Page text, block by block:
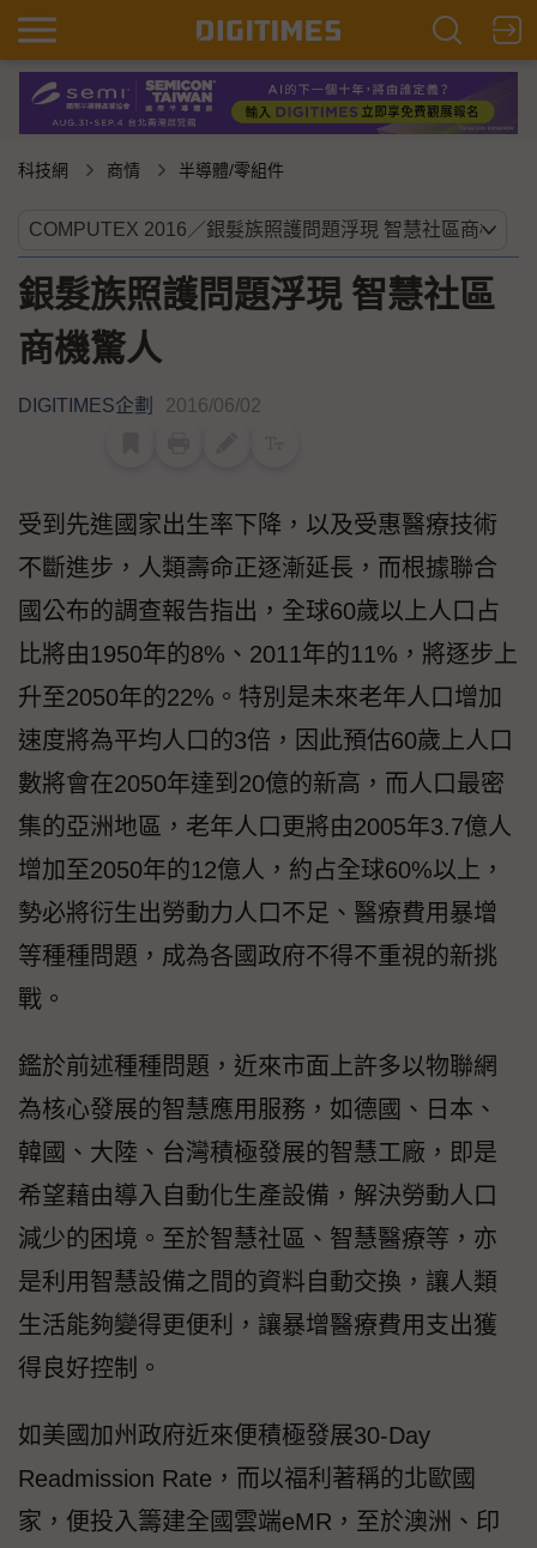
科技網 商情 半導體/零組件
銀髮族照護問題浮現 智慧社區
商機驚人
DIGITIMES企劃 2016/06/02
受到先進國家出生率下降，以及受惠醫療技術
不斷進步，人類壽命正逐漸延長，而根據聯合
國公布的調查報告指出，全球60歲以上人口占
比將由1950年的8%、2011年的11%，將逐步上
升至2050年的22%。特別是未來老年人口增加
速度將為平均人口的3倍，因此預估60歲上人口
數將會在2050年達到20億的新高，而人口最密
集的亞洲地區，老年人口更將由2005年3.7億人
增加至2050年的12億人，約占全球60%以上，
勢必將衍生出勞動力人口不足、醫療費用暴增
等種種問題，成為各國政府不得不重視的新挑
戰。
鑑於前述種種問題，近來市面上許多以物聯網
為核心發展的智慧應用服務，如德國、日本、
韓國、大陸、台灣積極發展的智慧工廠，即是
希望藉由導入自動化生產設備，解決勞動人口
減少的困境。至於智慧社區、智慧醫療等，亦
是利用智慧設備之間的資料自動交換，讓人類
生活能夠變得更便利，讓暴增醫療費用支出獲
得良好控制。
如美國加州政府近來便積極發展30-Day
Readmission Rate，而以福利著稱的北歐國
家，便投入籌建全國雲端eMR，至於澳洲、印